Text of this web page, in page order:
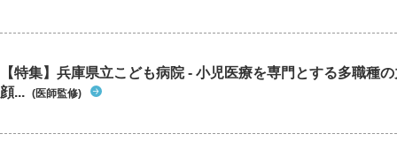
【特集】兵庫県立こども病院 - 小児医療を専門とする多職種
顔... (医師監修)